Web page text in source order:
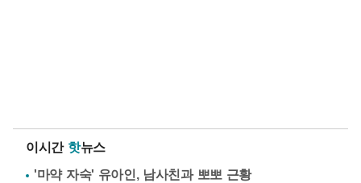
이시간 핫뉴스
'마약 자숙' 유아인, 남사친과 뽀뽀 근황